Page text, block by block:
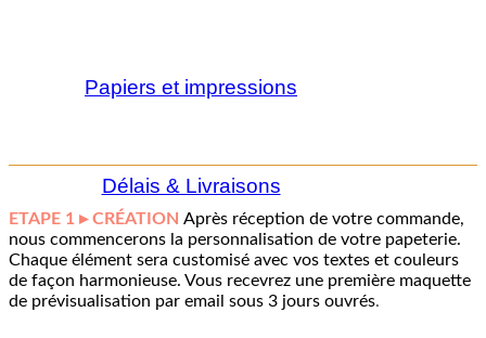
Papiers et impressions
Délais & Livraisons
ETAPE 1 ▸ CRÉATION Après réception de votre commande,
nous commencerons la personnalisation de votre papeterie.
Chaque élément sera customisé avec vos textes et couleurs
de façon harmonieuse. Vous recevrez une première maquette
de prévisualisation par email sous 3 jours ouvrés.